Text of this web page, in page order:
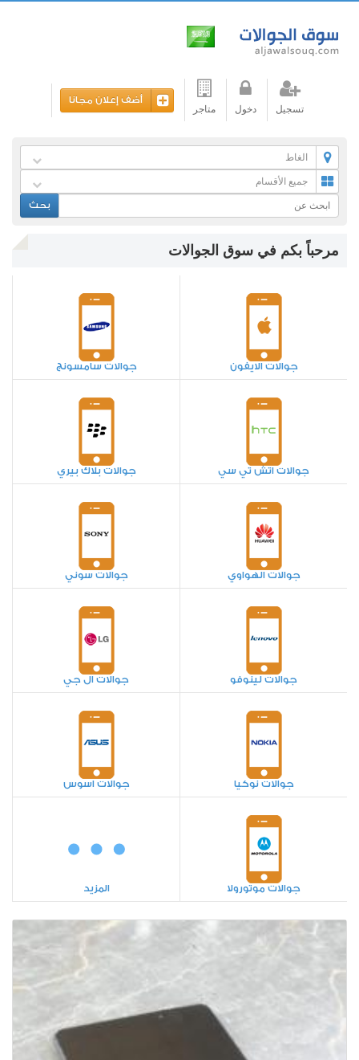
تسجيل دخول متاجر
أضف إعلان مجانا
الغاط
جميع الأقسام
بحث
مرحباً بكم في سوق الجوالات
جوالات الايفون جوالات سامسونج
جوالات اتش تي سي جوالات بلاك بيري
جوالات الهواوي جوالات سوني
جوالات لينوفو جوالات ال جي
جوالات نوكيا جوالات اسوس
جوالات موتورولا المزيد